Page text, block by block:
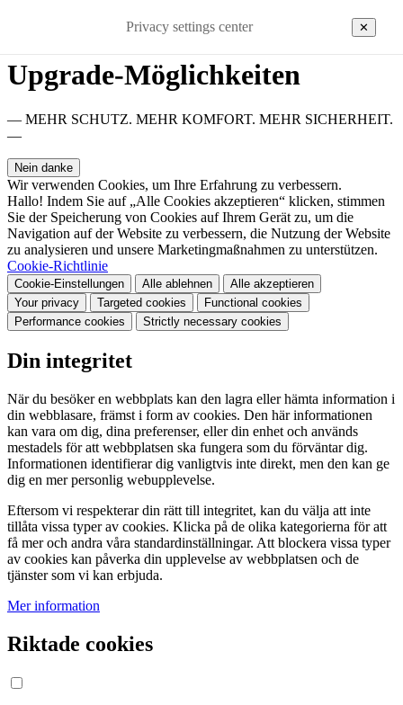
Upgrade-Möglichkeiten
— MEHR SCHUTZ. MEHR KOMFORT. MEHR SICHERHEIT.
—
Nein danke
Wir verwenden Cookies, um Ihre Erfahrung zu verbessern.
Hallo! Indem Sie auf „Alle Cookies akzeptieren“ klicken, stimmen
Sie der Speicherung von Cookies auf Ihrem Gerät zu, um die
Navigation auf der Website zu verbessern, die Nutzung der Website
zu analysieren und unsere Marketingmaßnahmen zu unterstützen.
Cookie-Richtlinie
Cookie-Einstellungen Alle ablehnen Alle akzeptieren
Privacy settings center ✕
Your privacy Targeted cookies
Functional cookies
Performance cookies
Strictly necessary cookies
Din integritet
När du besöker en webbplats kan den lagra eller hämta information i
din webblasare, främst i form av cookies. Den här informationen
kan vara om dig, dina preferenser, eller din enhet och används
mestadels för att webbplatsen ska fungera som du förväntar dig.
Informationen identifierar dig vanligtvis inte direkt, men den kan ge
dig en mer personlig webupplevelse.
Eftersom vi respekterar din rätt till integritet, kan du välja att inte
tillåta vissa typer av cookies. Klicka på de olika kategorierna för att
få mer och andra våra standardinställningar. Att blockera vissa typer
av cookies kan påverka din upplevelse av webbplatsen och de
tjänster som vi kan erbjuda.
Mer information
Riktade cookies